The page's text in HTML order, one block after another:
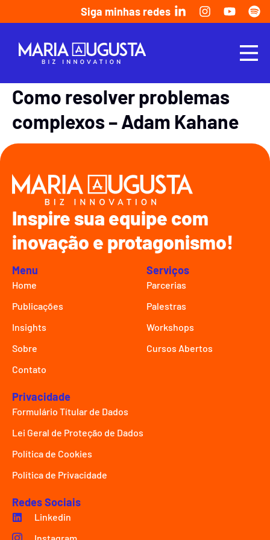
Siga minhas redes
Como resolver problemas
complexos – Adam Kahane
Inspire sua equipe com
inovação e protagonismo!
Menu
Home
Publicações
Insights
Sobre
Contato
Serviços
Parcerias
Palestras
Workshops
Cursos Abertos
Privacidade
Formulário Títular de Dados
Lei Geral de Proteção de Dados
Política de Cookies
Política de Privacidade
Redes Sociais
Linkedin